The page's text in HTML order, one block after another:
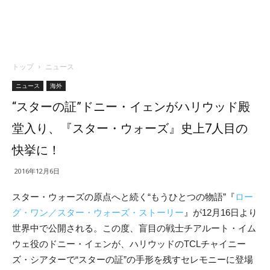
トップ ニュース
ニュース 海外
“スターの証”ドニー・イェンがハリウッド殿
堂入り、『スター・ウォーズ』史上7人目の
快挙に！
2016年12月6日
スター・ウォーズの原点へと続く“もうひとつの物語”『ロー
グ・ワン／スター・ウォーズ・ストーリー 』が12月16日より
世界中で公開される。この度、盲目の戦士チアルート・イム
ウェ役のドニー・イェンが、ハリウッドのTCLチャイニー
ズ・シアターで“スターの証”の手形を残すセレモニーに登場